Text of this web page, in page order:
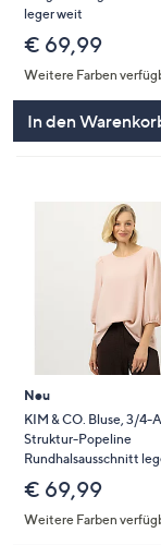
leger weit
€ 69,99
Weitere Farben
In den
Neu
KIM & CO. Bluse, 3/4-
Struktur-Popeline
Rundhalsausschnitt
€ 69,99
Weitere Farben